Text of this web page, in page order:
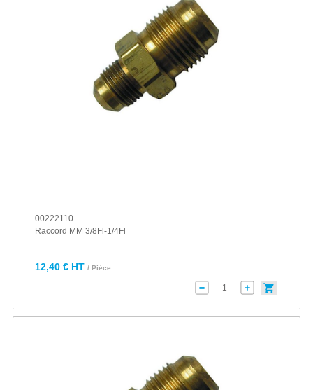
00222110
Raccord MM 3/8Fl-1/4Fl
12,40 € HT / Pièce